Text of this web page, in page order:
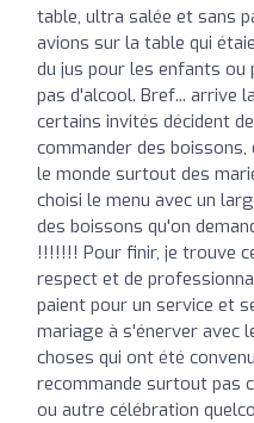
table, ultra salée et sans
avions sur la table qui
du jus pour les enfants ou
pas d'alcool. Bref... arrive
certains invités décident
commander des
le monde surtout des
choisi le menu avec un
des boissons qu'on
!!!!!!! Pour finir, je trouve
respect et de
paient pour un service et
mariage à s'énerver avec
choses qui ont été
recommande surtout pas
ou autre célébration